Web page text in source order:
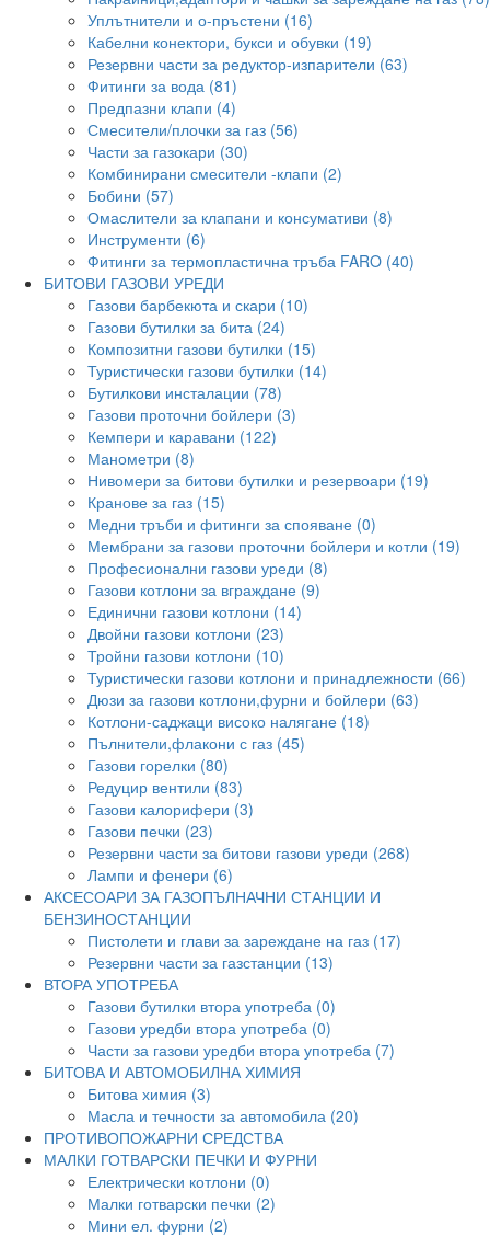
Уплътнители и о-пръстени (16)
Кабелни конектори, букси и обувки (19)
Резервни части за редуктор-изпарители (63)
Фитинги за вода (81)
Предпазни клапи (4)
Смесители/плочки за газ (56)
Части за газокари (30)
Комбинирани смесители -клапи (2)
Бобини (57)
Омаслители за клапани и консумативи (8)
Инструменти (6)
Фитинги за термопластична тръба FARO (40)
БИТОВИ ГАЗОВИ УРЕДИ
Газови барбекюта и скари (10)
Газови бутилки за бита (24)
Композитни газови бутилки (15)
Туристически газови бутилки (14)
Бутилкови инсталации (78)
Газови проточни бойлери (3)
Кемпери и каравани (122)
Манометри (8)
Нивомери за битови бутилки и резервоари (19)
Кранове за газ (15)
Медни тръби и фитинги за спояване (0)
Мембрани за газови проточни бойлери и котли (19)
Професионални газови уреди (8)
Газови котлони за вграждане (9)
Единични газови котлони (14)
Двойни газови котлони (23)
Тройни газови котлони (10)
Туристически газови котлони и принадлежности (66)
Дюзи за газови котлони,фурни и бойлери (63)
Котлони-саджаци високо налягане (18)
Пълнители,флакони с газ (45)
Газови горелки (80)
Редуцир вентили (83)
Газови калорифери (3)
Газови печки (23)
Резервни части за битови газови уреди (268)
Лампи и фенери (6)
АКСЕСОАРИ ЗА ГАЗОПЪЛНАЧНИ СТАНЦИИ И
БЕНЗИНОСТАНЦИИ
Пистолети и глави за зареждане на газ (17)
Резервни части за газстанции (13)
ВТОРА УПОТРЕБА
Газови бутилки втора употреба (0)
Газови уредби втора употреба (0)
Части за газови уредби втора употреба (7)
БИТОВА И АВТОМОБИЛНА ХИМИЯ
Битова химия (3)
Масла и течности за автомобила (20)
ПРОТИВОПОЖАРНИ СРЕДСТВА
МАЛКИ ГОТВАРСКИ ПЕЧКИ И ФУРНИ
Електрически котлони (0)
Малки готварски печки (2)
Мини ел. фурни (2)